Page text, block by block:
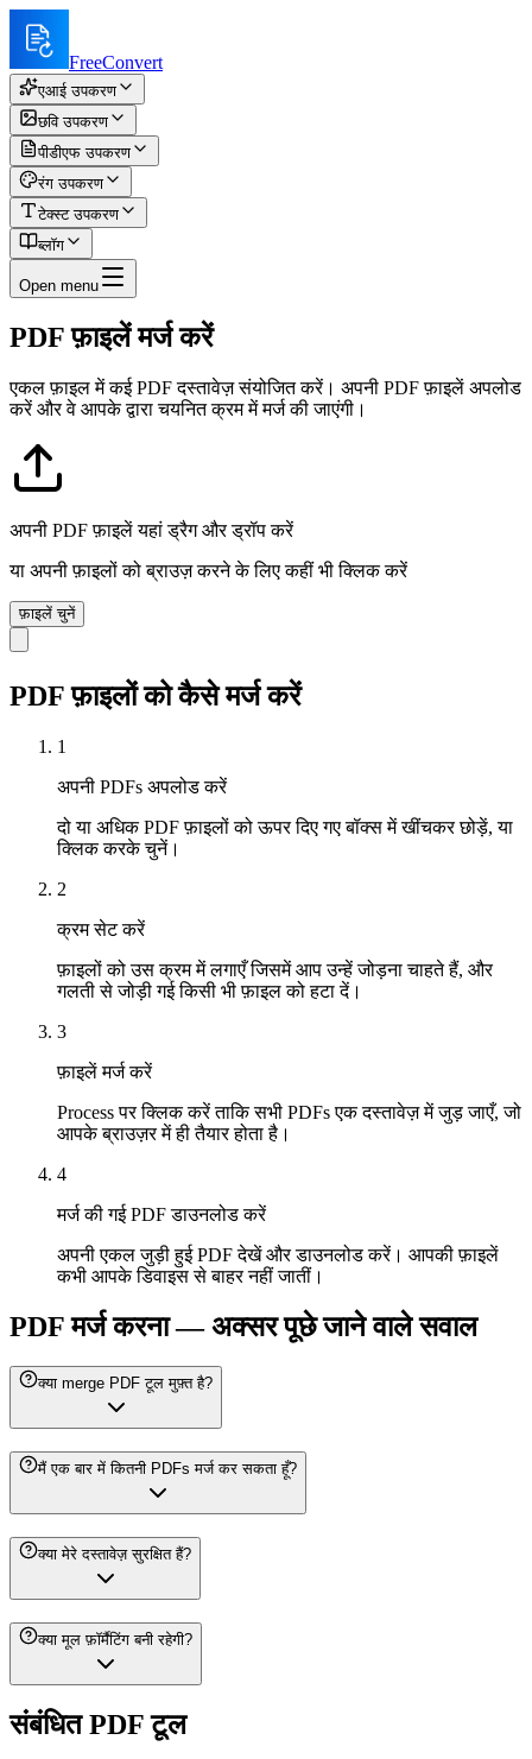
FreeConvert
एआई उपकरण
छवि उपकरण
पीडीएफ उपकरण
रंग उपकरण
टेक्स्ट उपकरण
ब्लॉग
Open menu
PDF फ़ाइलें मर्ज करें
एकल फ़ाइल में कई PDF दस्तावेज़ संयोजित करें। अपनी PDF फ़ाइलें अपलोड
करें और वे आपके द्वारा चयनित क्रम में मर्ज की जाएंगी।
अपनी PDF फ़ाइलें यहां ड्रैग और ड्रॉप करें
या अपनी फ़ाइलों को ब्राउज़ करने के लिए कहीं भी क्लिक करें
फ़ाइलें चुनें
PDF फ़ाइलों को कैसे मर्ज करें
1
अपनी PDFs अपलोड करें
दो या अधिक PDF फ़ाइलों को ऊपर दिए गए बॉक्स में खींचकर छोड़ें, या
क्लिक करके चुनें।
2
क्रम सेट करें
फ़ाइलों को उस क्रम में लगाएँ जिसमें आप उन्हें जोड़ना चाहते हैं, और
गलती से जोड़ी गई किसी भी फ़ाइल को हटा दें।
3
फ़ाइलें मर्ज करें
Process पर क्लिक करें ताकि सभी PDFs एक दस्तावेज़ में जुड़ जाएँ, जो
आपके ब्राउज़र में ही तैयार होता है।
4
मर्ज की गई PDF डाउनलोड करें
अपनी एकल जुड़ी हुई PDF देखें और डाउनलोड करें। आपकी फ़ाइलें
कभी आपके डिवाइस से बाहर नहीं जातीं।
PDF मर्ज करना — अक्सर पूछे जाने वाले सवाल
क्या merge PDF टूल मुफ़्त है?
मैं एक बार में कितनी PDFs मर्ज कर सकता हूँ?
क्या मेरे दस्तावेज़ सुरक्षित हैं?
क्या मूल फ़ॉर्मैटिंग बनी रहेगी?
संबंधित PDF टूल